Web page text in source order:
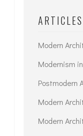
Modern
Modernism
Postmodern
Modern
Modern